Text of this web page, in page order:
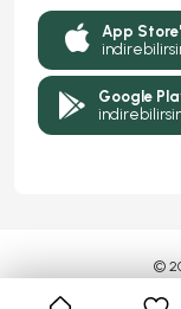
App
Google
©